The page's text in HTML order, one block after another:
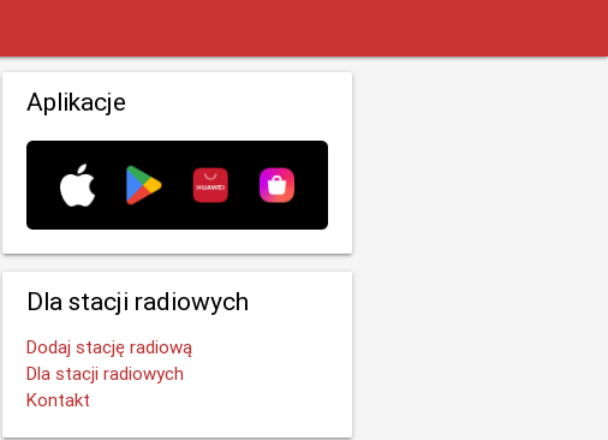
Aplikacje
Dla stacji radiowych
Dodaj stację radiową
Dla stacji radiowych
Kontakt